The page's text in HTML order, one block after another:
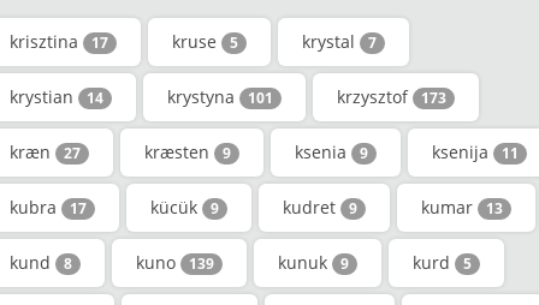
krisztina 17 kruse 5 krystal 7
krystian 14 krystyna 101 krzysztof 173
kræn 27 kræsten 9 ksenia 9 ksenija 11
kubra 17 kücük 9 kudret 9 kumar 13
kund 8 kuno 139 kunuk 9 kurd 5